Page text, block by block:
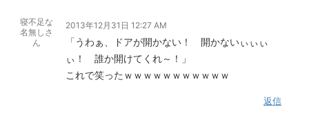
寝不足な
名無しさ
ん
2013年12月31日 12:27 AM
「うわぁ、ドアが開かない！ 開かないぃぃぃ
ぃ！ 誰か開けてくれ～！」
これで笑ったｗｗｗｗｗｗｗｗｗｗｗ
返信